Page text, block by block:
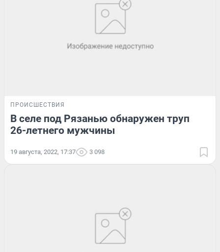
ПРОИСШЕСТВИЯ
В селе под Рязанью обнаружен труп
26-летнего мужчины
19 августа, 2022, 17:37 3 098